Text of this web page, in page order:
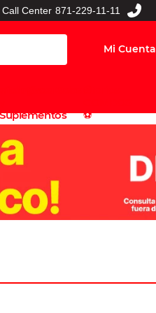
Center 871-229-11-11
Mi Cuenta
Suplementos
⚽️